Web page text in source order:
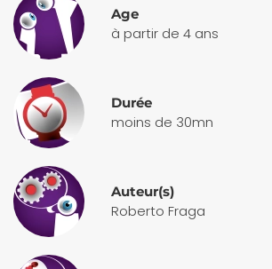
Age
à partir de 4 ans
Durée
moins de 30mn
Auteur(s)
Roberto Fraga